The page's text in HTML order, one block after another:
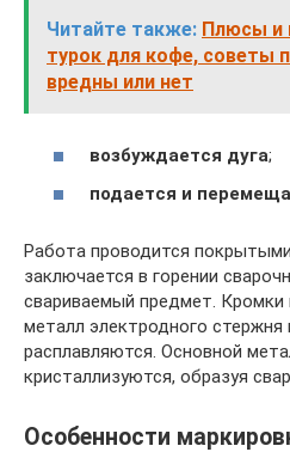
Читайте также: Плюсы и
турок для кофе, советы
вредны или нет
возбуждается дуга;
подается и
Работа проводится
заключается в горении
свариваемый предмет. Кромки
металл электродного
расплавляются. Основной
кристаллизуются, образуя
Особенности